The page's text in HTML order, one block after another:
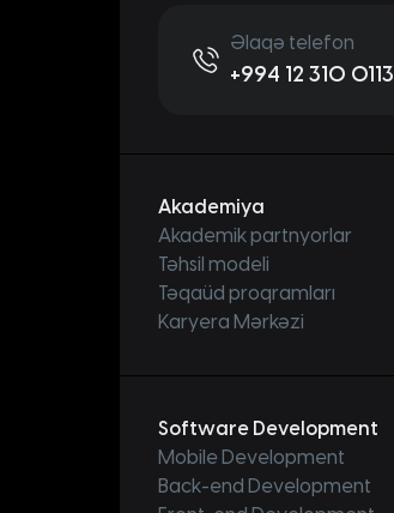
Əlaqə telefon
+994 12 310 0113
Akademiya
Akademik partnyorlar
Təhsil modeli
Təqaüd proqramları
Karyera Mərkəzi
Software Development
Mobile Development
Back-end Development